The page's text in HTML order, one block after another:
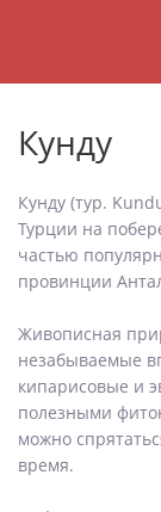
Кунду
Кунду (тур.
Турции на
частью
провинции
Живописная
незабываемые
кипарисовые и
полезными
можно
время.